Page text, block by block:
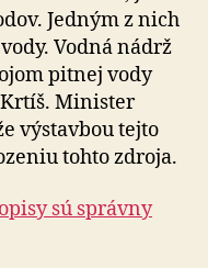
Jedným z nich
Vodná nádrž
pitnej vody
Minister
výstavbou tejto
tohto zdroja.
sú správny